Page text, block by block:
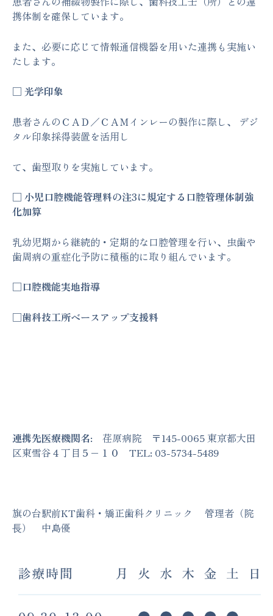
携体制を確保しています。
また、必要に応じて情報通信機器を用いた連携も実施い
たします。
□ 光学印象
患者さんのＣＡＤ／ＣＡＭインレーの製作に際し、 デジ
タル印象採得装置を活用し
て、歯型取りを実施しています。
□ 小児口腔機能管理料の注3に規定する口腔管理体制強
化加算
乳幼児期から継続的・定期的な口腔管理を行い、虫歯や
歯周病の重症化予防に積極的に取り組んでいます。
□口腔機能実地指導
□歯科技工所ベースアップ支援料
連携先医療機関名: 荏原病院 〒145-0065 東京都大田
区東雪谷４丁目５−１０ TEL: 03-5734-5489
旗の台駅前KT歯科・矯正歯科クリニック 管理者（院
⻑） 中島優